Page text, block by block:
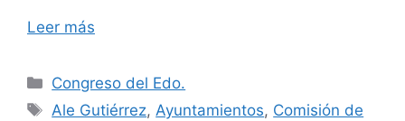
Leer más
Categorías
Congreso del Edo.
Etiquetas
Ale Gutiérrez,Ayuntamientos, Comisión de